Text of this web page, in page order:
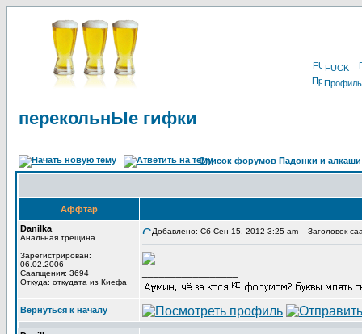
FUCK
Профиль
перекольнЫе гифки
Список форумов Падонки и алкаши
Аффтар
Danilka
Анальная трещина
Зарегистрирован:
06.02.2006
Саапщения: 3694
Откуда: откудата из Киефа
Добавлено: Сб Сен 15, 2012 3:25 am Заголовок
Вернуться к началу